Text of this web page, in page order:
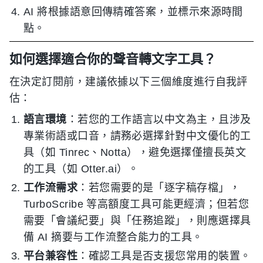
AI 將根據語意回傳精確答案，並標示來源時間
點。
如何選擇適合你的聲音轉文字工具？
在決定訂閱前，建議依據以下三個維度進行自我評
估：
語言環境 ：若您的工作語言以中文為主，且涉及
專業術語或口音，請務必選擇針對中文優化的工
具（如 Tinrec、Notta），避免選擇僅擅長英文
的工具（如 Otter.ai）。
工作流需求：若您需要的是「逐字稿存檔」，
TurboScribe 等高額度工具可能更經濟；但若您
需要「會議紀要」與「任務追蹤」，則應選擇具
備 AI 摘要与工作流整合能力的工具。
平台兼容性 ：確認工具是否支援您常用的裝置。